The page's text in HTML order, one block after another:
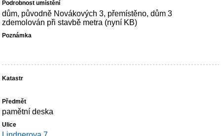
dům, původně Novákových 3, přemístěno, dům 3
zdemolován při stavbě metra (nyní KB)
pamětní deska